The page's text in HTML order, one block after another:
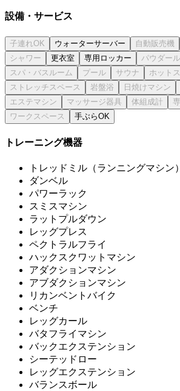
設備・サービス
ウォーターサーバー
更衣室
専用ロッカー
手ぶらOK
トレーニング機器
トレッドミル（ランニングマシン）
ダンベル
パワーラック
スミスマシン
ラットプルダウン
レッグプレス
ペクトラルフライ
ハックスクワットマシン
アダクションマシン
アブダクションマシン
リカンベントバイク
ベンチ
レッグカール
バタフライマシン
バックエクステンション
シーテッドロー
レッグエクステンション
バランスボール